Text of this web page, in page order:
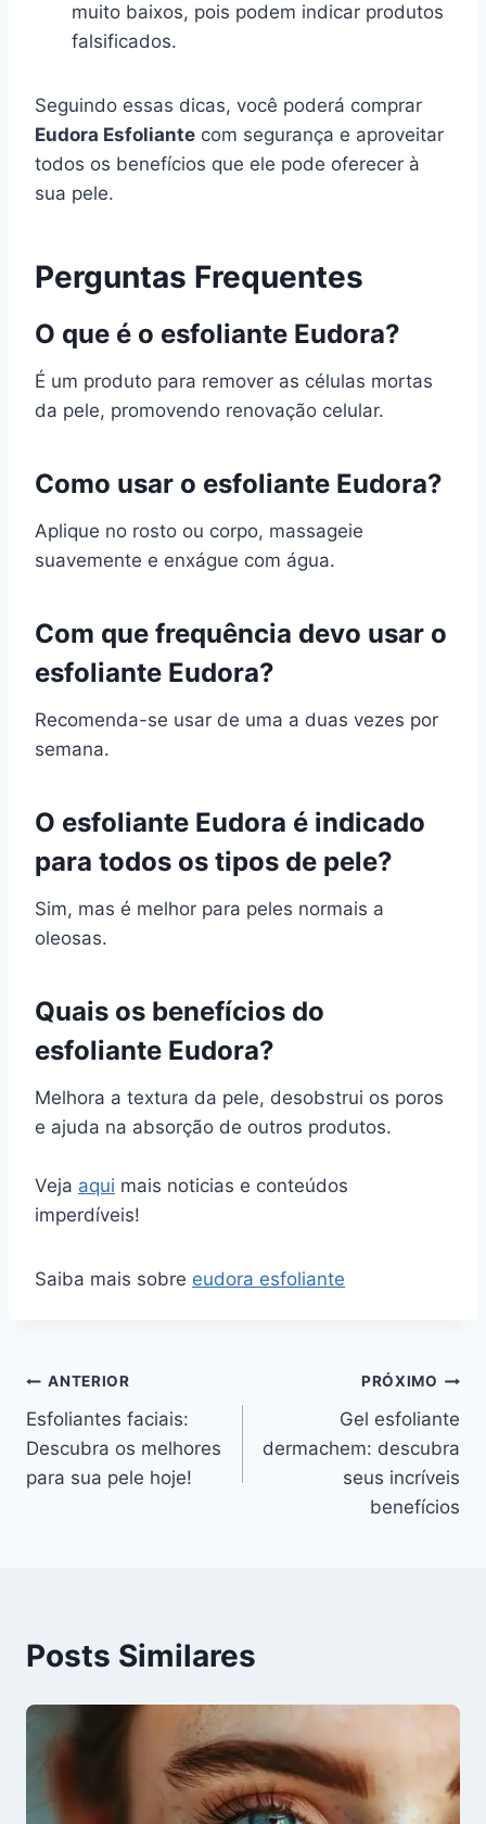
muito baixos, pois podem indicar produtos
falsificados.
Seguindo essas dicas, você poderá comprar
Eudora Esfoliante com segurança e aproveitar
todos os benefícios que ele pode oferecer à
sua pele.
Perguntas Frequentes
O que é o esfoliante Eudora?
É um produto para remover as células mortas
da pele, promovendo renovação celular.
Como usar o esfoliante Eudora?
Aplique no rosto ou corpo, massageie
suavemente e enxágue com água.
Com que frequência devo usar o
esfoliante Eudora?
Recomenda-se usar de uma a duas vezes por
semana.
O esfoliante Eudora é indicado
para todos os tipos de pele?
Sim, mas é melhor para peles normais a
oleosas.
Quais os benefícios do
esfoliante Eudora?
Melhora a textura da pele, desobstrui os poros
e ajuda na absorção de outros produtos.
Veja aqui mais noticias e conteúdos
imperdíveis!
Saiba mais sobre eudora esfoliante
Navegação
de
Post
ANTERIOR
Esfoliantes faciais:
Descubra os melhores
para sua pele hoje!
PRÓXIMO
Gel esfoliante
dermachem: descubra
seus incríveis
benefícios
Posts Similares